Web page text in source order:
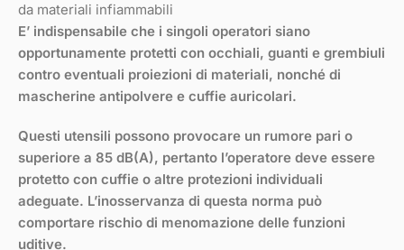
da materiali infiammabili
E’ indispensabile che i singoli operatori siano
opportunamente protetti con occhiali, guanti e grembiuli
contro eventuali proiezioni di materiali, nonché di
mascherine antipolvere e cuffie auricolari.
Questi utensili possono provocare un rumore pari o
superiore a 85 dB(A), pertanto l’operatore deve essere
protetto con cuffie o altre protezioni individuali
adeguate. L’inosservanza di questa norma può
comportare rischio di menomazione delle funzioni
uditive.